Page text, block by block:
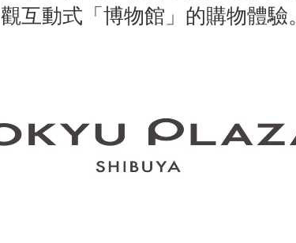
觀互動式「博物館」的購物體驗。